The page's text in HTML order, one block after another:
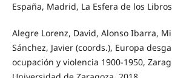
España, Madrid, La Esfera de los
Alegre Lorenz, David, Alonso Ibarra,
Sánchez, Javier (coords.), Europa
ocupación y violencia 1900-1950,